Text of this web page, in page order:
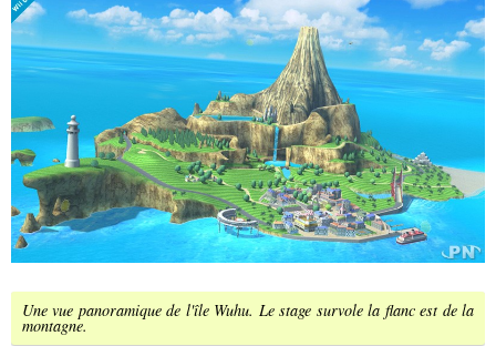
Une vue panoramique de l'île Wuhu. Le stage survole la flanc est de la
montagne.